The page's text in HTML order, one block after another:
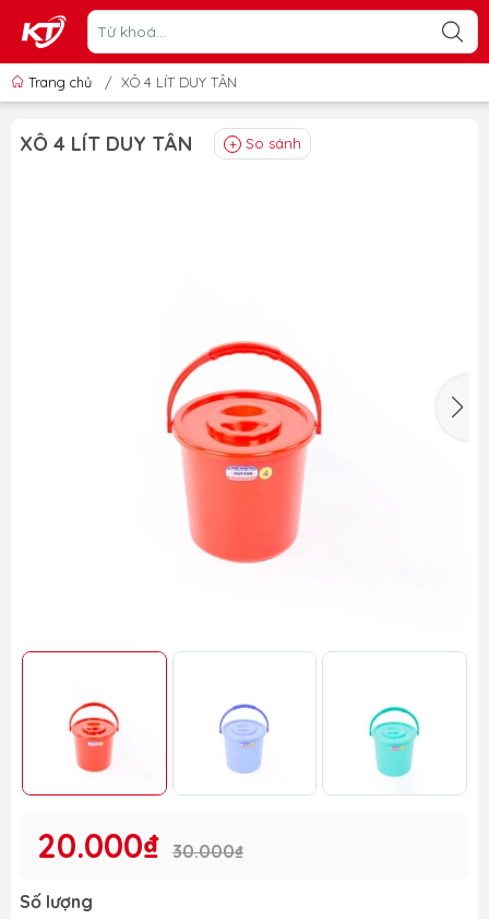
Trang chủ / XÔ 4 LÍT DUY TÂN
XÔ 4 LÍT DUY TÂN So sánh
20.000₫ 30.000₫
Số lượng